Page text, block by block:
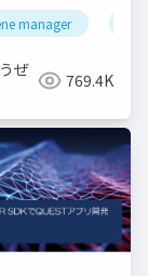
pro
manager
ぜ
769.4K